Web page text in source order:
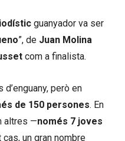
guanyador va ser
”, de Juan Molina
com a finalista.
però en
de 150 persones. En
altres —només 7 joves
un gran nombre